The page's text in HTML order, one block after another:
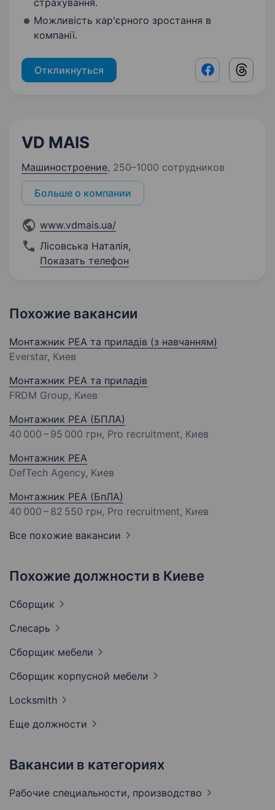
страхування.
Можливість кар'єрного зростання в
компанії.
Откликнуться Facebook
VD MAIS
Машиностроение, 250–1000 сотрудников
Больше о компании
www.vdmais.ua/
Лісовська Наталія,
Показать телефон
Похожие вакансии
Монтажник РЕА та приладів (з навчанням)
Everstar, Киев
Монтажник РЕА та приладів
FRDM Group, Киев
Монтажник РЕА (БПЛА)
40 000 – 95 000 грн, Pro recruitment, Киев
Монтажник РЕА
DefTech Agency, Киев
Монтажник РЕА (БпЛА)
40 000 – 82 550 грн, Pro recruitment, Киев
Все похожие вакансии
Похожие должности в Киеве
Сборщик
Слесарь
Сборщик мебели
Сборщик корпусной мебели
Locksmith
Еще должности
Вакансии в категориях
Рабочие специальности, производство